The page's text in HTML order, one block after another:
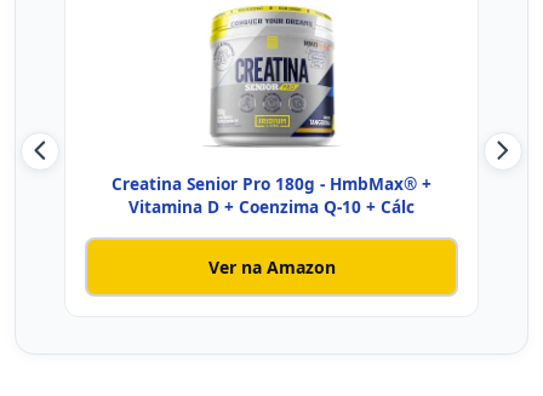
Creatina Senior Pro 180g - HmbMax® +
Vitamina D + Coenzima Q-10 + Cálc
Ver na Amazon